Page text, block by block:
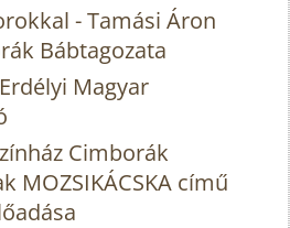
- Tamási Áron
Bábtagozata
Magyar
Cimborák
MOZSIKÁCSKA című